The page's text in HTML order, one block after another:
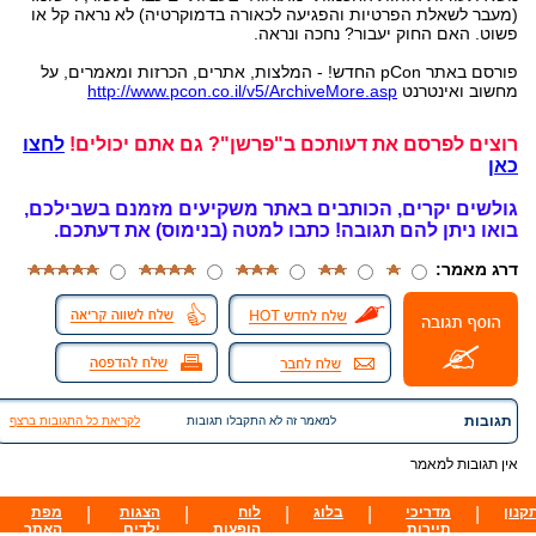
(מעבר לשאלת הפרטיות והפגיעה לכאורה בדמוקרטיה) לא נראה קל או
פשוט. האם החוק יעבור? נחכה ונראה.
פורסם באתר pCon החדש! - המלצות, אתרים, הכרזות ומאמרים, על
מחשוב ואינטרנט http://www.pcon.co.il/v5/ArchiveMore.asp
רוצים לפרסם את דעותכם ב"פרשן"? גם אתם יכולים! לחצו
כאן
גולשים יקרים, הכותבים באתר משקיעים מזמנם בשבילכם,
בואו ניתן להם תגובה! כתבו למטה (בנימוס) את דעתכם.
דרג מאמר:
תגובות למאמר זה לא התקבלו תגובות לקריאת כל התגובות ברצף
אין תגובות למאמר
מדריכי
תיירות
בלוג
לוח
הופעות
הצגות
ילדים
מפת
האתר